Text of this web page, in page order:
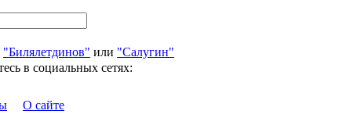
"Билялетдинов" или "Салугин"
в социальных сетях:
О сайте